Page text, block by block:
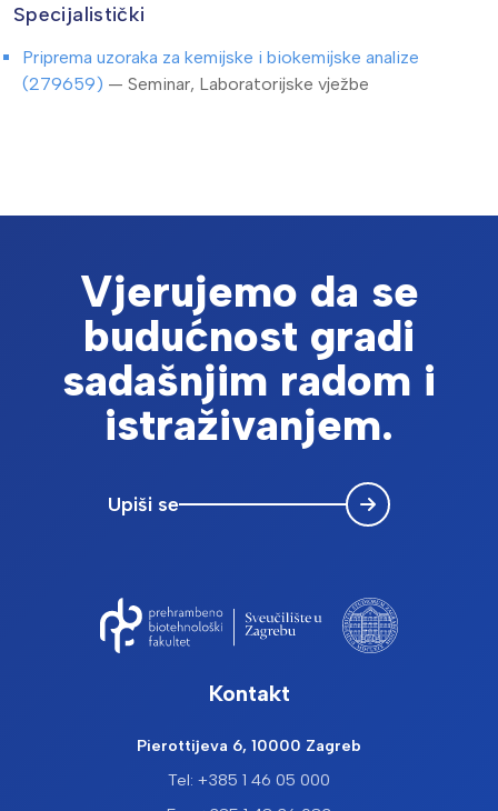
Specijalistički
Priprema uzoraka za kemijske i biokemijske analize
(279659) — Seminar, Laboratorijske vježbe
Vjerujemo da se
budućnost gradi
sadašnjim radom i
istraživanjem.
Upiši se
Kontakt
Pierottijeva 6, 10000 Zagreb
Tel: +385 1 46 05 000